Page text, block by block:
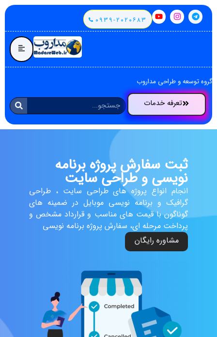
۰۹۳۹-۲۰۲۰۶۸۳
گروه توسعه و طراحی مداروب
تعرفه خدمات
ثبت سفارش پروژه برنامه
نویسی و طراحی سایت
انجام انواع پروژه های طراحی سایت ، طراحی
گرافیک و برنامه نویسی موبایل در ضمینه های
گوناگون با قیمت های مناسب و قرارداد مشخص و
پرداخت مرحله ای، سفارش پروژه برنامه نویسی
مشاوره رایگان